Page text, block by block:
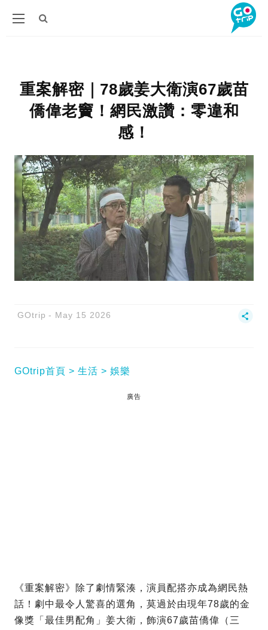
重案解密｜78歲姜大衛演67歲苗
僑偉老竇！網民激讚：零違和
感！
GOtrip May 15 2026
GOtrip首頁 生活 娛樂
廣告
《重案解密》除了劇情緊湊，演員配搭亦成為網民熱
話！劇中最令人驚喜的選角，莫過於由現年78歲的金
像獎「最佳男配角」姜大衛，飾演67歲苗僑偉（三